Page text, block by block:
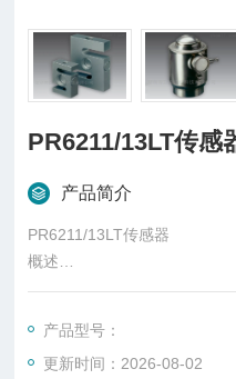
PR6211/13LT传感
产品简介
PR6211/13LT传感器
概述
柱式传感器也可称为柱式测
型、悬臂型、轮辐式、板环
式。
产品型号：
更新时间：2026-08-02